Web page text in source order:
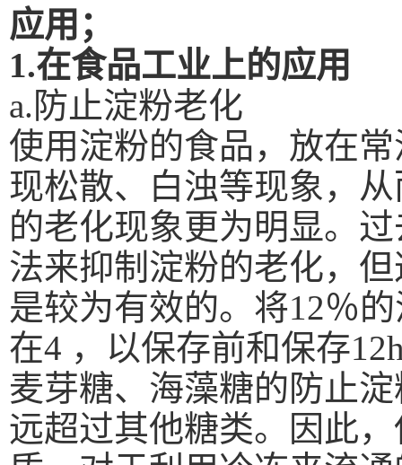
应用；
1.在食品工业上的应用
a.防止淀粉老化
使用淀粉的食品，放在
现松散、白浊等现象，
的老化现象更为明显。
法来抑制淀粉的老化，
是较为有效的。将12％
在4 ，以保存前和保存
麦芽糖、海藻糖的防止
远超过其他糖类。因此